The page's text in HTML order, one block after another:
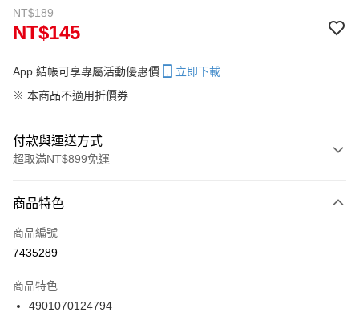
NT$189
NT$145
App 結帳可享專屬活動優惠價
立即下載
※ 本商品不適用折價券
付款與運送方式
超取滿NT$899免運
信用卡一次付款
超商取貨付款
Apple Pay
商品特色
商品編號
7435289
商品特色
4901070124794